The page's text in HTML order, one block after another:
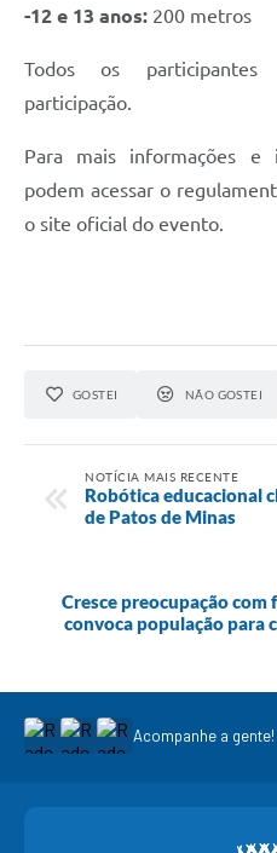
-12 e 13 anos: 200 metros
Todos os participantes
participação.
Para mais informações e
podem acessar o
o site oficial do evento.
GOSTEI NÃO GOSTEI
NOTÍCIA MAIS RECENTE
Robótica educacional
de Patos de Minas
Cresce preocupação com
convoca população para
Acompanhe a gente!